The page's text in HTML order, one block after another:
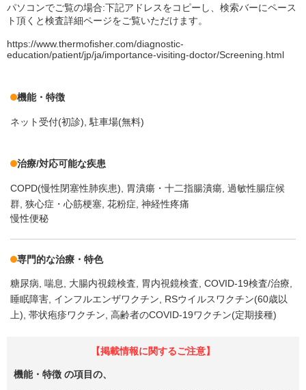
パソコンでご覧の場合:下記アドレスをコピーし、検索バーにペース
ト頂くと検査詳細ページをご覧いただけます。
https://www.thermofisher.com/diagnostic-
education/patient/jp/ja/importance-visiting-doctor/Screening.html
機能・特徴
ネット受付(初診) 駐車場(無料)
治療/対応可能な疾患
COPD(慢性閉塞性肺疾患) 胃潰瘍・十二指腸潰瘍 過敏性腸症候
群 狭心症・心筋梗塞 花粉症 神経性疼痛
慢性便秘
専門的な治療・特色
糖尿病 喘息 大腸内視鏡検査 胃内視鏡検査 COVID-19検査/治療
睡眠障害 インフルエンザワクチン
RSウイルスワクチン(60歳以
上) 帯状疱疹ワクチン 高齢者のCOVID-19ワクチン(定期接種)
【掲載情報に関するご注意】
機能・特徴 の項目の、